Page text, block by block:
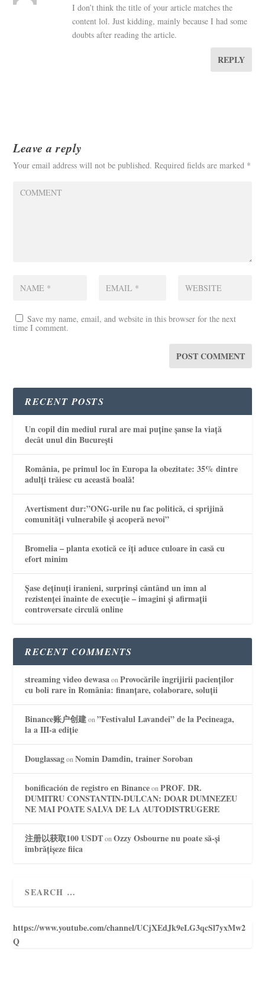
I don’t think the title of your article matches the
content lol. Just kidding, mainly because I had some
doubts after reading the article.
REPLY
Leave a reply
Your email address will not be published. Required fields are marked *
Save my name, email, and website in this browser for the next
time I comment.
RECENT POSTS
Un copil din mediul rural are mai puține șanse la viață
decât unul din București
România, pe primul loc în Europa la obezitate: 35% dintre
adulți trăiesc cu această boală!
Avertisment dur:”ONG-urile nu fac politică, ci sprijină
comunități vulnerabile și acoperă nevoi”
Bromelia – planta exotică ce îți aduce culoare în casă cu
efort minim
Șase deținuți iranieni, surprinși cântând un imn al
rezistenței înainte de execuție – imagini și afirmații
controversate circulă online
RECENT COMMENTS
streaming video dewasaonProvocările îngrijirii pacienților
cu boli rare în România: finanțare, colaborare, soluții
Binance账户创建on”Festivalul Lavandei” de la Pecineaga,
la a III-a ediție
DouglassagonNomin Damdin, trainer Soroban
bonificación de registro en BinanceonPROF. DR.
DUMITRU CONSTANTIN-DULCAN: DOAR DUMNEZEU
NE MAI POATE SALVA DE LA AUTODISTRUGERE
注册以获取100 USDTonOzzy Osbourne nu poate să-și
îmbrățișeze fiica
https://www.youtube.com/channel/UCjXEdJk9eLG3qcSl7yxMw2
Q